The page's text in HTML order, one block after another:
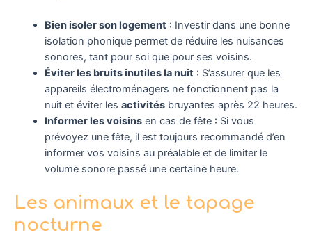
Bien isoler son logement : Investir dans une bonne
isolation phonique permet de réduire les nuisances
sonores, tant pour soi que pour ses voisins.
Éviter les bruits inutiles la nuit : S’assurer que les
appareils électroménagers ne fonctionnent pas la
nuit et éviter les activitésbruyantes après 22 heures.
Informer les voisinsen cas de fête : Si vous
prévoyez une fête, il est toujours recommandé d’en
informer vos voisins au préalable et de limiter le
volume sonore passé une certaine heure.
Les animaux et le tapage
nocturne